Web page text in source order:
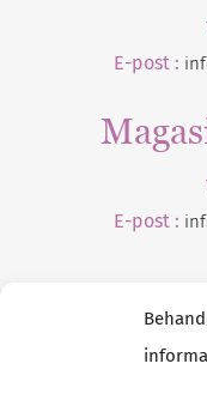
E-post :
E-post :